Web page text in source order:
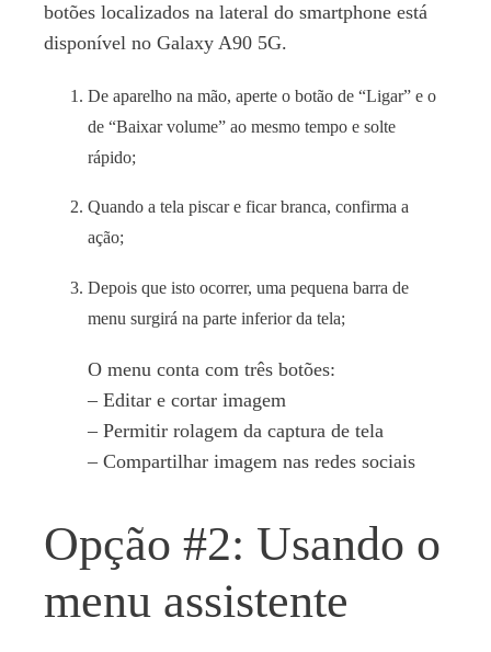
botões localizados na lateral do smartphone está
disponível no Galaxy A90 5G.
De aparelho na mão, aperte o botão de “Ligar” e o
de “Baixar volume” ao mesmo tempo e solte
rápido;
Quando a tela piscar e ficar branca, confirma a
ação;
Depois que isto ocorrer, uma pequena barra de
menu surgirá na parte inferior da tela;
O menu conta com três botões:
– Editar e cortar imagem
– Permitir rolagem da captura de tela
– Compartilhar imagem nas redes sociais
Opção #2: Usando o
menu assistente